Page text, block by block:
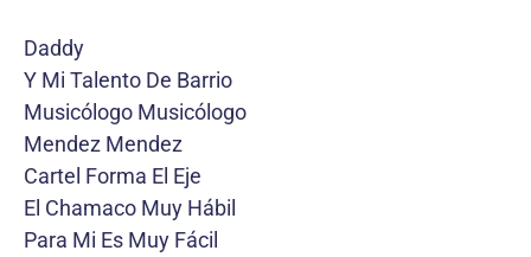
Daddy
Y Mi Talento De Barrio
Musicólogo Musicólogo
Mendez Mendez
Cartel Forma El Eje
El Chamaco Muy Hábil
Para Mi Es Muy Fácil